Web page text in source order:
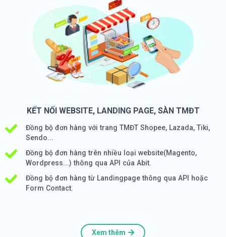
KẾT NỐI WEBSITE, LANDING PAGE, SÀN TMĐT
Đồng bộ đơn hàng với trang TMĐT Shopee, Lazada, Tiki,
Sendo...
Đồng bộ đơn hàng trên nhiều loại website(Magento,
Wordpress...) thông qua API của Abit.
Đồng bộ đơn hàng từ Landingpage thông qua API hoặc
Form Contact.
Xem thêm